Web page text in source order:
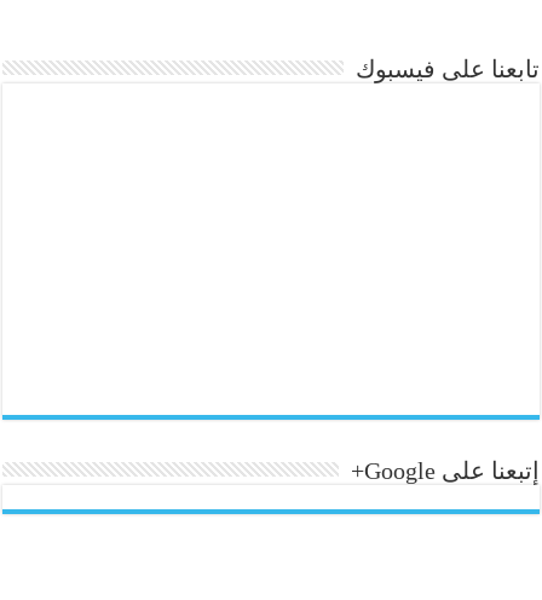
تابعنا على فيسبوك
إتبعنا على Google+